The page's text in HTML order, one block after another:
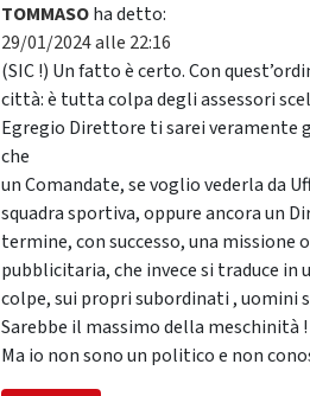
TOMMASOha detto:
29/01/2024 alle 22:16
(SIC !) Un fatto è certo. Con
città: è tutta colpa degli assessori
Egregio Direttore ti sarei veramente
che
un Comandate, se voglio vederla da
squadra sportiva, oppure ancora un
termine, con successo, una
pubblicitaria, che invece si traduce in
colpe, sui propri subordinati , uomini
Sarebbe il massimo della meschinità !
Ma io non sono un politico e non